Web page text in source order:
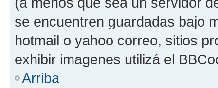
se encuentren guardadas bajo
hotmail o yahoo correo, sitios
exhibir imagenes utilizá el
Arriba